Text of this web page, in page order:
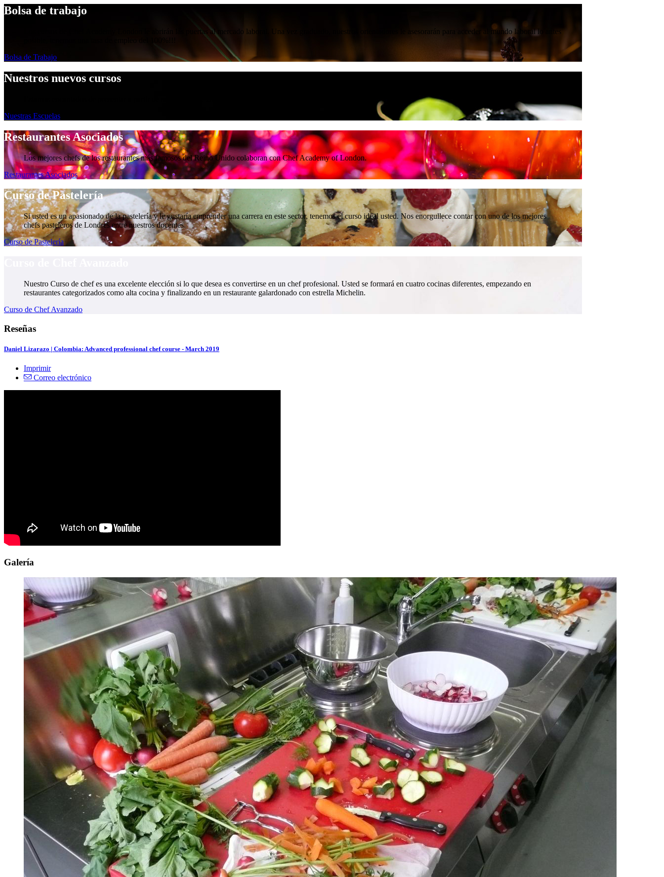
Bolsa de trabajo
Los cursos de Chef Academy London le abrirán las puertas al mercado laboral. Una vez graduado, nuestros orientadores le asesorarán para acceder al mundo laboral lo antes
Bolsa de Trabajo
Nuestros nuevos cursos
Nuestras Escuelas
Restaurantes Asociados
Los mejores chefs de los restaurantes más famosos del Reino Unido colaboran con Chef Academy of London.
Restaurantes Asociados
Curso de Pastelería
Si usted es un apasionado de la pastelería y le gustaría emprender una carrera en este sector, tenemos el curso ideal usted. Nos enorgullece contar con uno de los mejores
chefs pasteleros de Londres entre nuestros docentes.
Curso de Pastelería
Nuestro Curso de chef es una excelente elección si lo que desea es convertirse en un chef profesional. Usted se formará en cuatro cocinas diferentes, empezando en
restaurantes categorizados como alta cocina y finalizando en un restaurante galardonado con estrella Michelin.
Curso de Chef Avanzado
Reseñas
Daniel Lizarazo | Colombia: Advanced professional chef course - March 2019
Imprimir
Correo electrónico
Galería